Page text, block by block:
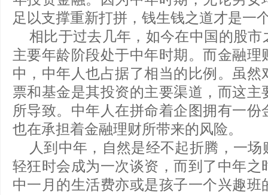
足以支撑重新打拼，钱生钱之道才是一
相比于过去几年，如今在中国的股
主要年龄阶段处于中年时期。而金融
中，中年人也占据了相当的比例。虽
票和基金是其投资的主要渠道，而这
所导致。中年人在拼命着企图拥有一
也在承担着金融理财所带来的风险。
人到中年，自然是经不起折腾，一
轻狂时会成为一次谈资，而到了中年之
中一月的生活费亦或是孩子一个兴趣